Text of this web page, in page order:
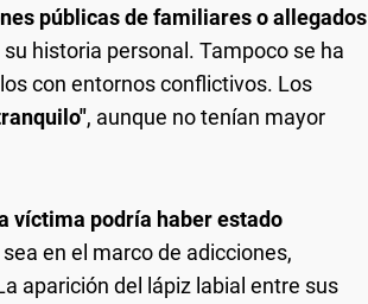
públicas de familiares o allegados
historia personal. Tampoco se ha
con entornos conflictivos. Los
, aunque no tenían mayor
víctima podría haber estado
en el marco de adicciones,
aparición del lápiz labial entre sus